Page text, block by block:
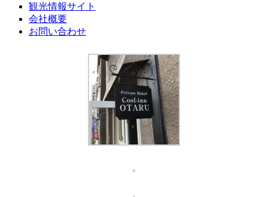
観光情報サイト
会社概要
お問い合わせ